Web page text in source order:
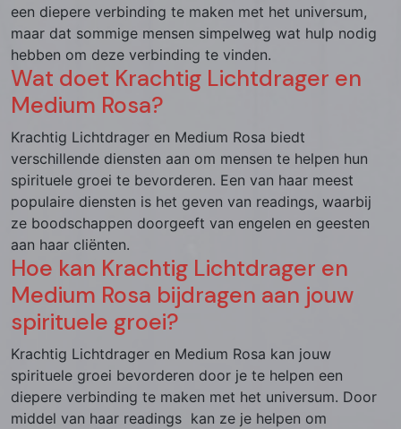
een diepere verbinding te maken met het universum,
maar dat sommige mensen simpelweg wat hulp nodig
hebben om deze verbinding te vinden.
Wat doet Krachtig Lichtdrager en
Medium Rosa?
Krachtig Lichtdrager en Medium Rosa biedt
verschillende diensten aan om mensen te helpen hun
spirituele groei te bevorderen. Een van haar meest
populaire diensten is het geven van readings, waarbij
ze boodschappen doorgeeft van engelen en geesten
aan haar cliënten.
Hoe kan Krachtig Lichtdrager en
Medium Rosa bijdragen aan jouw
spirituele groei?
Krachtig Lichtdrager en Medium Rosa kan jouw
spirituele groei bevorderen door je te helpen een
diepere verbinding te maken met het universum. Door
middel van haar readings kan ze je helpen om